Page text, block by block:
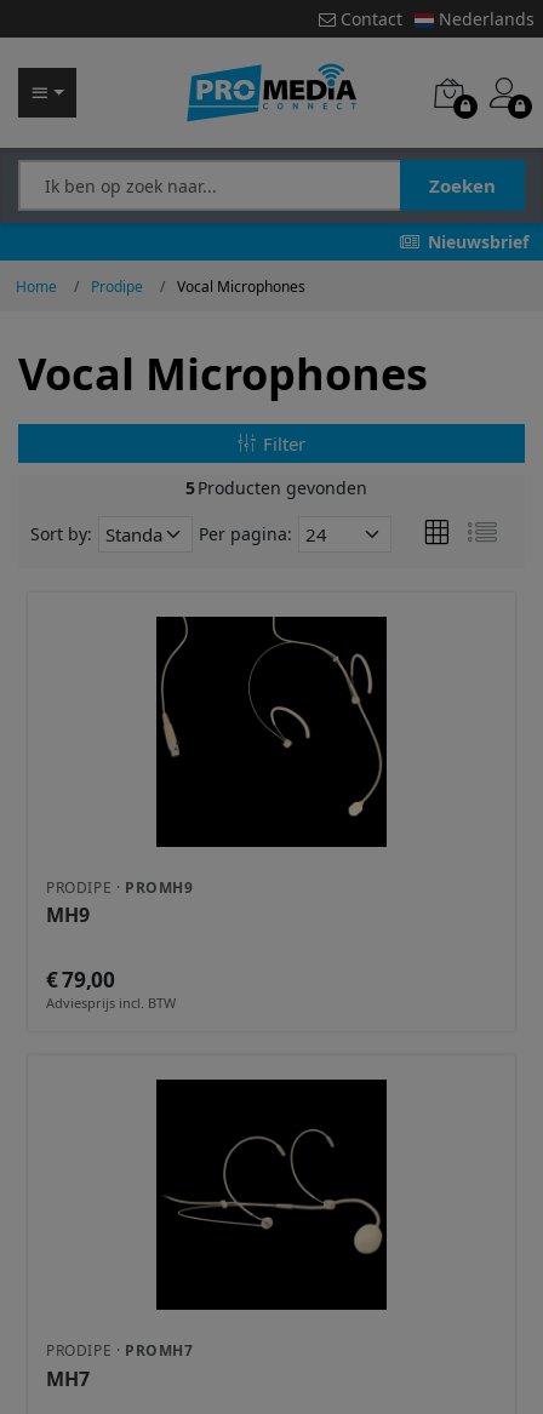
Contact Nederlands
Zoeken
Nieuwsbrief
Home Prodipe Vocal Microphones
Vocal Microphones
Filter
5Producten gevonden
Sort by: Per pagina:
PRODIPE · PROMH9
MH9
€ 79,00
Adviesprijs incl. BTW
PRODIPE · PROMH7
MH7